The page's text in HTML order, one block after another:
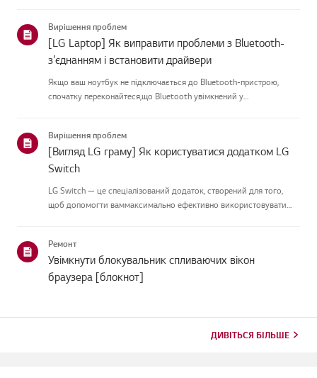
Вирішення проблем
[LG Laptop] Як виправити проблеми з Bluetooth-
з'єднанням і встановити драйвери
Якщо ваш ноутбук не підключається до Bluetooth-пристрою,
спочатку переконайтеся,що Bluetooth увімкнений у
Bluetooth на [...
Вирішення проблем
[Вигляд LG граму] Як користуватися додатком LG
Switch
LG Switch — це спеціалізований додаток, створений для того,
щоб допомогти ваммаксимально ефективно використовувати
і вик...
Ремонт
Увімкнути блокувальник спливаючих вікон
браузера [блокнот]
ДИВІТЬСЯ БІЛЬШЕ